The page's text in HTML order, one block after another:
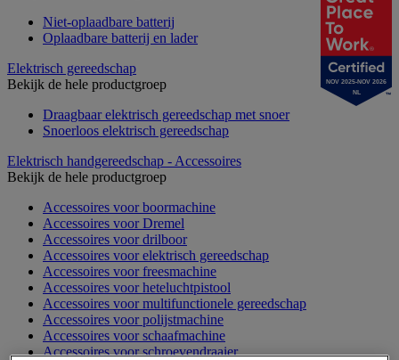
Niet-oplaadbare batterij
Oplaadbare batterij en lader
Elektrisch gereedschap
Bekijk de hele productgroep
Draagbaar elektrisch gereedschap met snoer
Snoerloos elektrisch gereedschap
Elektrisch handgereedschap - Accessoires
Bekijk de hele productgroep
Accessoires voor boormachine
Accessoires voor Dremel
Accessoires voor drilboor
Accessoires voor elektrisch gereedschap
Accessoires voor freesmachine
Accessoires voor heteluchtpistool
Accessoires voor multifunctionele gereedschap
Accessoires voor polijstmachine
Accessoires voor schaafmachine
Accessoires voor schroevendraaier
NOV 2025-NOV 2026
NL